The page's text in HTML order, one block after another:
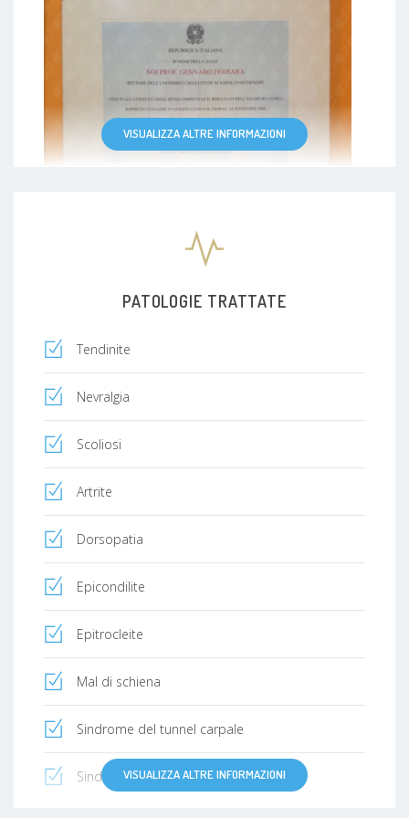
VISUALIZZA ALTRE INFORMAZIONI
PATOLOGIE TRATTATE
Tendinite
Nevralgia
Scoliosi
Artrite
Dorsopatia
Epicondilite
Epitrocleite
Mal di schiena
Sindrome del tunnel carpale
Sindrome di de quervain
VISUALIZZA ALTRE INFORMAZIONI